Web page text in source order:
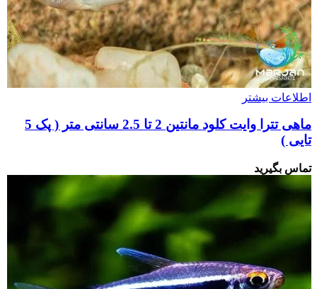
اطلاعات بیشتر
ماهی تترا وایت کلود مانتین 2 تا 2.5 سانتی متر ( پک 5
تایی )
تماس بگیرید